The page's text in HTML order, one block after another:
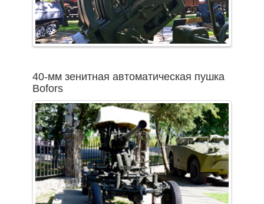
40-мм зенитная автоматическая пушка
Bofors